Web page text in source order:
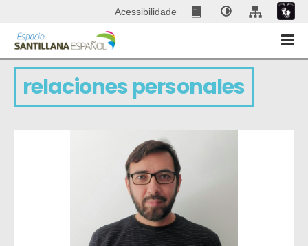
Acessibilidade
relaciones personales